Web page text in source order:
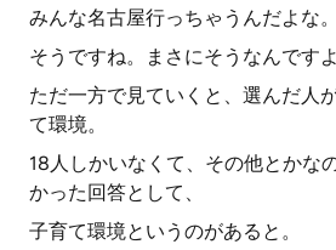
みんな名古屋行っちゃうんだよな。
そうですね。まさにそうなんですよ
ただ一方で見ていくと、選んだ人
て環境。
18人しかいなくて、その他とかな
かった回答として、
子育て環境というのがあると。